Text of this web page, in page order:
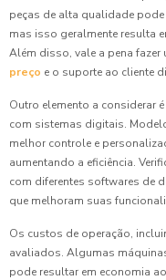
peças de alta qualidade
mas isso geralmente resulta
Além disso, vale a pena fazer
preço e o suporte ao cliente
Outro elemento a considerar
com sistemas digitais.
melhor controle e
aumentando a eficiência.
com diferentes softwares de
que melhoram suas
Os custos de operação,
avaliados. Algumas
pode resultar em economia